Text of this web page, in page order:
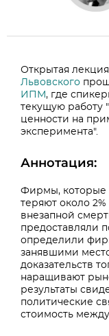
Открытая лекция
Львовского
ИПМ, где
текущую работу
ценности на
эксперимента".
Аннотация:
Фирмы, которые
теряют около
внезапной
предоставляли
определили
занявшими
доказательств
наращивают
результаты
политические
стоимость